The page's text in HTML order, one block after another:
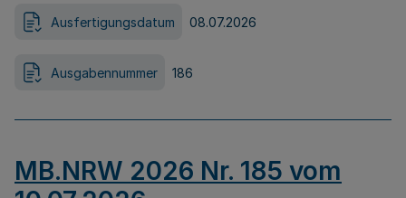
Ausfertigungsdatum 08.07.2026
Ausgabennummer 186
MB.NRW 2026 Nr. 185 vom